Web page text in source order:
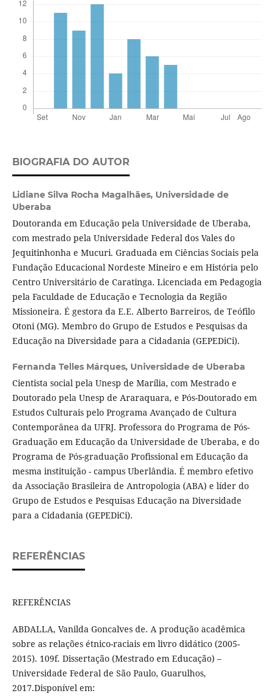
BIOGRAFIA DO AUTOR
Lidiane Silva Rocha Magalhães, Universidade de
Uberaba
Doutoranda em Educação pela Universidade de Uberaba,
com mestrado pela Universidade Federal dos Vales do
Jequitinhonha e Mucuri. Graduada em Ciências Sociais pela
Fundação Educacional Nordeste Mineiro e em História pelo
Centro Universitário de Caratinga. Licenciada em Pedagogia
pela Faculdade de Educação e Tecnologia da Região
Missioneira. É gestora da E.E. Alberto Barreiros, de Teófilo
Otoni (MG). Membro do Grupo de Estudos e Pesquisas da
Educação na Diversidade para a Cidadania (GEPEDiCi).
Fernanda Telles Márques, Universidade de Uberaba
Cientista social pela Unesp de Marília, com Mestrado e
Doutorado pela Unesp de Araraquara, e Pós-Doutorado em
Estudos Culturais pelo Programa Avançado de Cultura
Contemporânea da UFRJ. Professora do Programa de Pós-
Graduação em Educação da Universidade de Uberaba, e do
Programa de Pós-graduação Profissional em Educação da
mesma instituição - campus Uberlândia. É membro efetivo
da Associação Brasileira de Antropologia (ABA) e líder do
Grupo de Estudos e Pesquisas Educação na Diversidade
para a Cidadania (GEPEDiCi).
REFERÊNCIAS
REFERÊNCIAS
ABDALLA, Vanilda Goncalves de. A produção acadêmica
sobre as relações étnico-raciais em livro didático (2005-
2015). 109f. Dissertação (Mestrado em Educação) –
Universidade Federal de São Paulo, Guarulhos,
2017.Disponível em: